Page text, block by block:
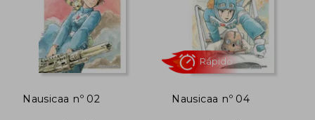
Nausicaa nº 02 Nausicaa nº 04